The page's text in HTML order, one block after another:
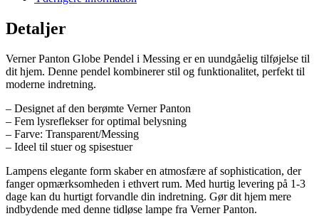
Detaljer
Verner Panton Globe Pendel i Messing er en uundgåelig tilføjelse til
dit hjem. Denne pendel kombinerer stil og funktionalitet, perfekt til
moderne indretning.
– Designet af den berømte Verner Panton
– Fem lysreflekser for optimal belysning
– Farve: Transparent/Messing
– Ideel til stuer og spisestuer
Lampens elegante form skaber en atmosfære af sophistication, der
fanger opmærksomheden i ethvert rum. Med hurtig levering på 1-3
dage kan du hurtigt forvandle din indretning. Gør dit hjem mere
indbydende med denne tidløse lampe fra Verner Panton.